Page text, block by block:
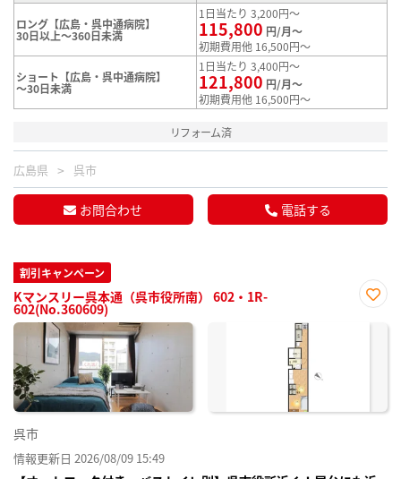
ロング【広島・呉中通病院】
30日以上～360日未満
1日当たり 3,200円～
115,800 円/月～
初期費用他 16,500円～
ショート【広島・呉中通病院】
～30日未満
1日当たり 3,400円～
121,800 円/月～
初期費用他 16,500円～
リフォーム済
広島県 呉市
お問合わせ 電話する
割引キャンペーン
Kマンスリー呉本通（呉市役所南） 602・1R-
602(No.360609)
に入
呉市
情報更新日 2026/08/09 15:49